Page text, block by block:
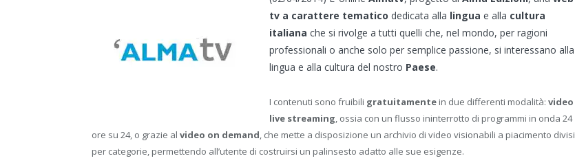
tv a carattere tematico dedicata alla lingua e alla cultura
italiana che si rivolge a tutti quelli che, nel mondo, per ragioni
professionali o anche solo per semplice passione, si interessano alla
lingua e alla cultura del nostro Paese.
I contenuti sono fruibili gratuitamente in due differenti modalità: video
live streaming, ossia con un flusso ininterrotto di programmi in onda 24
ore su 24, o grazie al video on demand, che mette a disposizione un archivio di video visionabili a piacimento divisi
per categorie, permettendo all’utente di costruirsi un palinsesto adatto alle sue esigenze.